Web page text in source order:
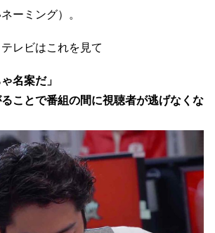
ーミング）。
レビはこれを見て
名案だ」
ることで番組の間に視聴者が逃げなくな